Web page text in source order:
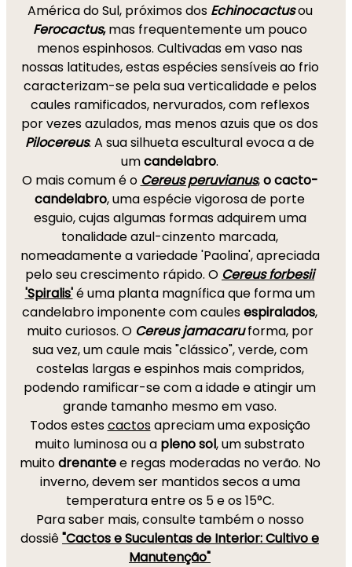
América do Sul, próximos dos Echinocactusou
Ferocactus,mas frequentemente um pouco
menos espinhosos. Cultivadas em vaso nas
nossas latitudes, estas espécies sensíveis ao frio
caracterizam-se pela sua verticalidade e pelos
caules ramificados, nervurados, com reflexos
por vezes azulados, mas menos azuis que os dos
Pilocereus. A sua silhueta escultural evoca a de
umcandelabro.
O mais comum é o Cereus peruvianus,o cacto-
candelabro, uma espécie vigorosa de porte
esguio, cujas algumas formas adquirem uma
tonalidade azul-cinzento marcada,
nomeadamente a variedade 'Paolina', apreciada
pelo seu crescimento rápido. O Cereus forbesii
'Spiralis'é uma planta magnífica que forma um
candelabro imponente com caulesespiralados,
muito curiosos. O Cereus jamacaruforma, por
sua vez, um caule mais "clássico", verde, com
costelas largas e espinhos mais compridos,
podendo ramificar-se com a idade e atingir um
grande tamanho mesmo em vaso.
Todos estescactosapreciam uma exposição
muito luminosa ou a pleno sol, um substrato
muitodrenantee regas moderadas no verão. No
inverno, devem ser mantidos secos a uma
temperatura entre os 5 e os 15°C.
Para saber mais, consulte também o nosso
dossiê"Cactos e Suculentas de Interior: Cultivo e
Manutenção"